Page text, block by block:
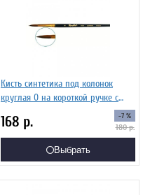
Кисть синтетика под колонок
круглая 0 на короткой ручке с
укороченной вставкой Серия 1S15
ЖS1-00,85Ж
168 р. -7 %
180р.
Выбрать